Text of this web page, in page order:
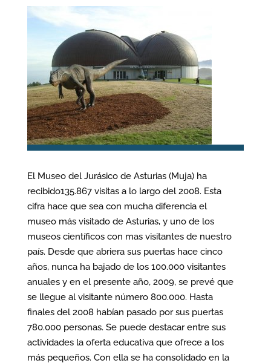
El Museo del Jurásico de Asturias (Muja) ha
recibido135.867 visitas a lo largo del 2008. Esta
cifra hace que sea con mucha diferencia el
museo más visitado de Asturias, y uno de los
museos científicos con mas visitantes de nuestro
país. Desde que abriera sus puertas hace cinco
años, nunca ha bajado de los 100.000 visitantes
anuales y en el presente año, 2009, se prevé que
se llegue al visitante número 800.000. Hasta
finales del 2008 habían pasado por sus puertas
780.000 personas. Se puede destacar entre sus
actividades la oferta educativa que ofrece a los
más pequeños. Con ella se ha consolidado en la